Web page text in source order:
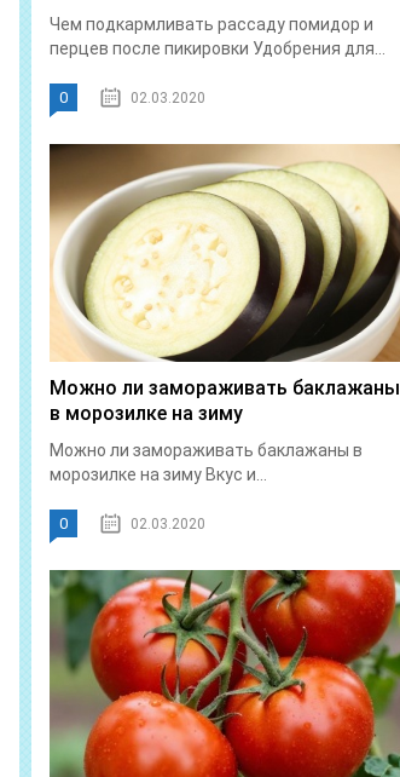
Чем подкармливать рассаду помидор и
перцев после пикировки Удобрения для...
0 02.03.2020
Можно ли замораживать баклажаны
в морозилке на зиму
Можно ли замораживать баклажаны в
морозилке на зиму Вкус и...
0 02.03.2020